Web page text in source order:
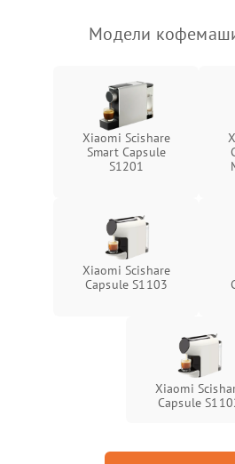
Модели
Xiaomi Scishare
Smart Capsule
S1201
Xiaomi Scishare
Capsule S1103
Xiaomi
Capsule